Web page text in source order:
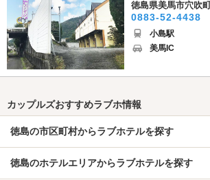
徳島県美馬市穴吹
0883-52-4438
小島駅
美馬IC
カップルズおすすめラブホ情報
徳島の市区町村からラブホテルを探す
徳島のホテルエリアからラブホテルを探す